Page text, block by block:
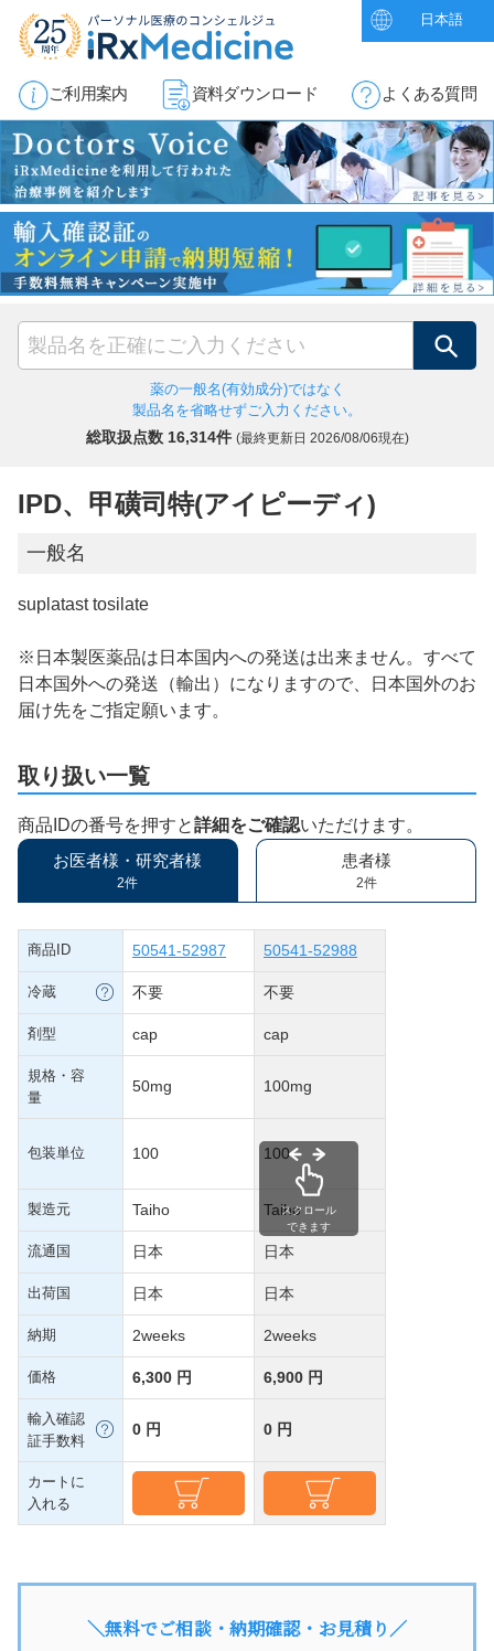
日本語
ご利用案内 資料ダウンロード よくある質問
検索
薬の一般名(有効成分)ではなく
製品名を省略せずご入力ください。
総取扱点数 16,314件 (最終更新日 2026/08/06現在)
IPD、甲磺司特(アイピーディ)
一般名
suplatast tosilate
※日本製医薬品は日本国内への発送は出来ません。すべて
日本国外への発送（輸出）になりますので、日本国外のお
届け先をご指定願います。
取り扱い一覧
商品IDの番号を押すと詳細をご確認いただけます。
お医者様・研究者様
2件
患者様
2件
商品ID 50541-52987 50541-52988
冷蔵 不要 不要
剤型 cap cap
規格・容
量
50mg 100mg
包装単位 100 100
製造元 Taiho Taiho
流通国 日本 日本
出荷国 日本 日本
納期 2weeks 2weeks
価格 6,300 円 6,900 円
輸入確認
証手数料
0 円 0 円
カートに
入れる
スクロール
できます
＼無料でご相談・納期確認・お見積り／